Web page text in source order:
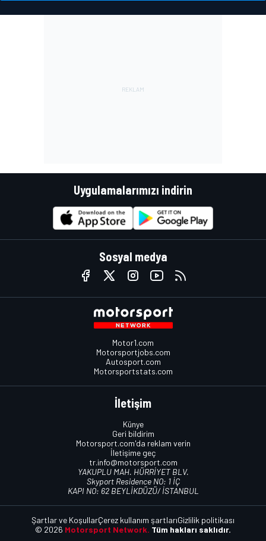
Uygulamalarımızı indirin
Sosyal medya
Motor1.com
Motorsportjobs.com
Autosport.com
Motorsportstats.com
İletişim
Künye
Geri bildirim
Motorsport.com'da reklam verin
İletişime geç
tr.info@motorsport.com
YAKUPLU MAH. HÜRRİYET BLV.
Skyport Residence NO: 1 İÇ
KAPI NO: 62 BEYLİKDÜZÜ/ İSTANBUL
© 2026 Motorsport Network. Tüm hakları saklıdır.
Şartlar ve KoşullarÇerez kullanım şartlarıGizlilik politikası